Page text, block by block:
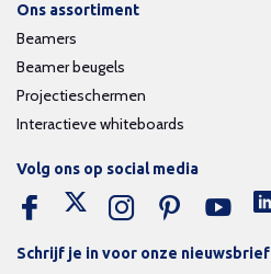
Ons assortiment
Beamers
Beamer beugels
Projectieschermen
Interactieve whiteboards
Schrijf je in voor onze nieuwsbrief
Volg ons op social media